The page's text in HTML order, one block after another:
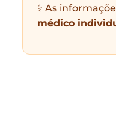
⚕️ As
médico